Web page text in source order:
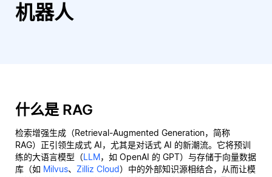
机器人
什么是 RAG
检索增强生成（Retrieval-Augmented Generation，简称
RAG）正引领生成式 AI，尤其是对话式 AI 的新潮流。它将预训
练的大语言模型（LLM，如 OpenAI 的 GPT）与存储于向量数据
库（如 Milvus、 Zilliz Cloud）中的外部知识源相结合，从而让模